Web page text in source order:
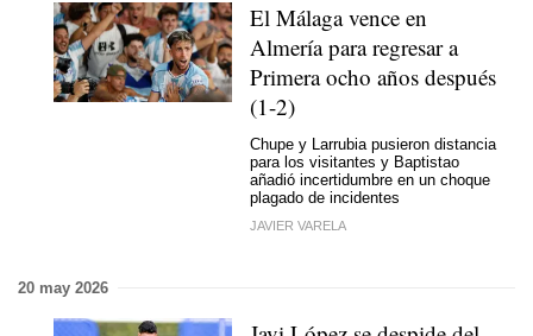
El Málaga vence en
Almería para regresar a
Primera ocho años después
(1-2)
Chupe y Larrubia pusieron distancia
para los visitantes y Baptistao
añadió incertidumbre en un choque
plagado de incidentes
JAVIER VARELA
20 may 2026